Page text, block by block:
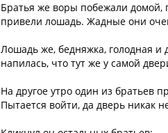
Братья же воры побежали домой,
привели лошадь. Жадные они
Лошадь же, бедняжка, голодная и
напилась, что тут же у самой
На другое утро один из братьев
Пытается войти, да дверь никак